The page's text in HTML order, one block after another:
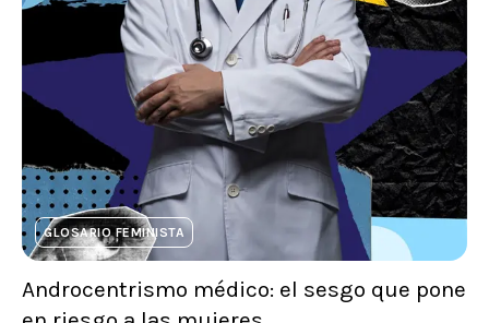
GLOSARIO FEMINISTA
Androcentrismo médico: el sesgo que pone